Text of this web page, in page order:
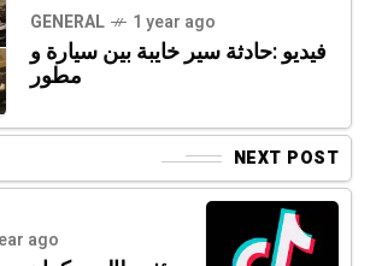
GENERAL 1 year ago
فيديو :حادثة سير خايبة بين سيارة و
مطور
NEXT POST
ago